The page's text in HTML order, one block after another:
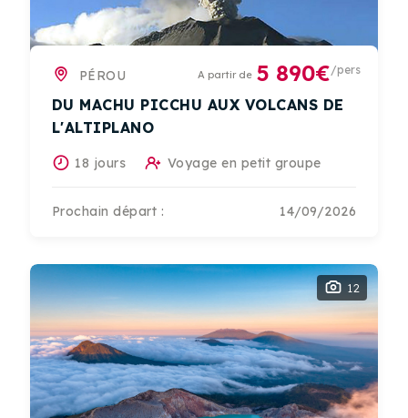
PÉROU A partir de 5 890€/pers
DU MACHU PICCHU AUX VOLCANS DE
L'ALTIPLANO
18 jours Voyage en petit groupe
Prochain départ : 14/09/2026
12